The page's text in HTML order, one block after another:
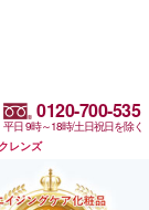
0120-700-535
平日 9時～18時/土日祝日を除く
レンズ